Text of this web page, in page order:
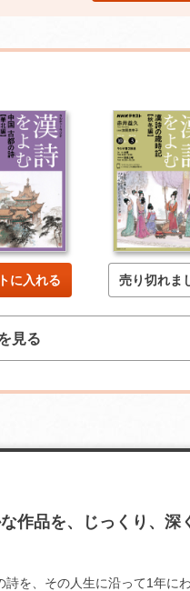
に入れる 売り切れま
見る
作品を、じっくり、深
を、その人生に沿って1年に